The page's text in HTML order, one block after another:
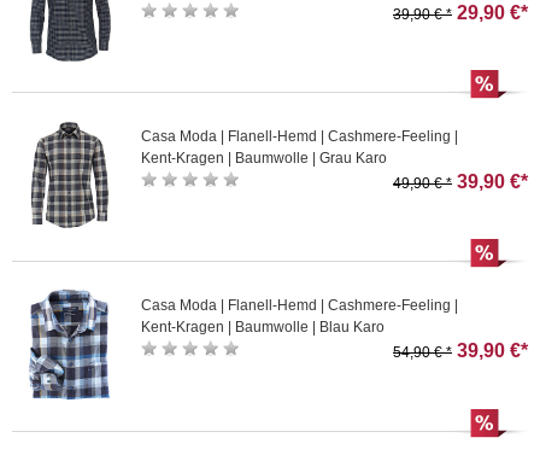
39,90 € * 29,90 €*
Casa Moda | Flanell-Hemd | Cashmere-Feeling |
Kent-Kragen | Baumwolle | Grau Karo
49,90 € * 39,90 €*
Casa Moda | Flanell-Hemd | Cashmere-Feeling |
Kent-Kragen | Baumwolle | Blau Karo
54,90 € * 39,90 €*